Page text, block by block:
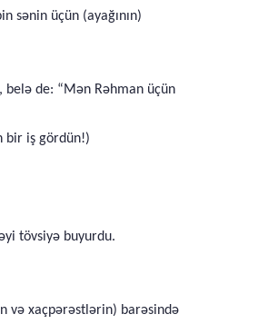
sənin üçün (ayağının)
belə de: “Mən Rəhman üçün
bir iş gördün!)
tövsiyə buyurdu.
və xaçpərəstlərin) barəsində